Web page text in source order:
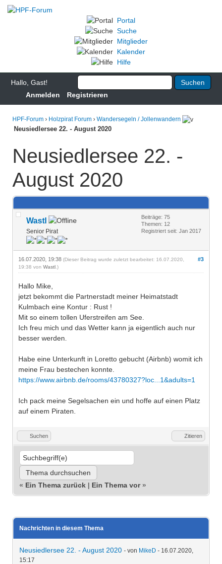
Portal
Suche
Mitglieder
Kalender
Hilfe
Hallo, Gast!
Anmelden
Registrieren
HPF-Forum › Holzpirat Forum › Wandersegeln / Jollenwandern
Neusiedlersee 22. - August 2020
Neusiedlersee 22. -
August 2020
Wastl
Senior Pirat
Beiträge: 75
Themen: 12
Registriert seit: Jan 2017
#3
16.07.2020, 19:38 (Dieser Beitrag wurde zuletzt bearbeitet: 16.07.2020,
19:38 von Wastl .)
Hallo Mike,
jetzt bekommt die Partnerstadt meiner Heimatstadt
Kulmbach eine Kontur : Rust !
Mit so einem tollen Uferstreifen am See.
Ich freu mich und das Wetter kann ja eigentlich auch nur
besser werden.
Habe eine Unterkunft in Loretto gebucht (Airbnb) womit ich
meine Frau bestechen konnte.
https://www.airbnb.de/rooms/43780327?loc...1&adults=1
Ich pack meine Segelsachen ein und hoffe auf einen Platz
auf einem Piraten.
Suchen Zitieren
« Ein Thema zurück | Ein Thema vor»
Nachrichten in diesem Thema
Neusiedlersee 22. - August 2020 - von MikeD - 16.07.2020,
15:17